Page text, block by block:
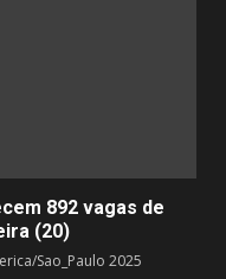
892 vagas de
(20)
Sao_Paulo 2025